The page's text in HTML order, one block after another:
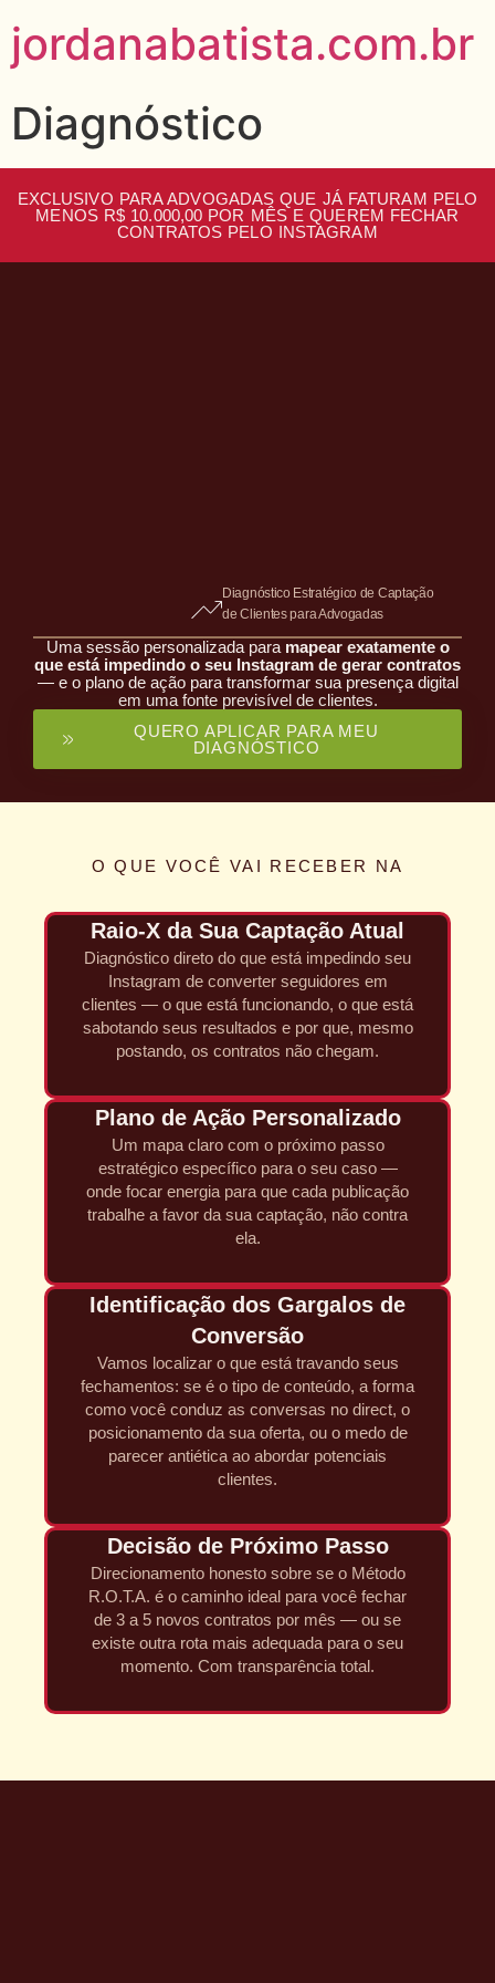
jordanabatista.com.br
Diagnóstico
EXCLUSIVO PARA ADVOGADAS QUE JÁ FATURAM PELO
MENOS R$ 10.000,00 POR MÊS E QUEREM FECHAR
CONTRATOS PELO INSTAGRAM
Diagnóstico Estratégico de Captação
de Clientes para Advogadas
Uma sessão personalizada para mapear exatamente o
que está impedindo o seu Instagram de gerar contratos
— e o plano de ação para transformar sua presença digital
em uma fonte previsível de clientes.
QUERO APLICAR PARA MEU
DIAGNÓSTICO
O QUE VOCÊ VAI RECEBER NA
Raio-X da Sua Captação Atual
Diagnóstico direto do que está impedindo seu
Instagram de converter seguidores em
clientes — o que está funcionando, o que está
sabotando seus resultados e por que, mesmo
postando, os contratos não chegam.
Plano de Ação Personalizado
Um mapa claro com o próximo passo
estratégico específico para o seu caso —
onde focar energia para que cada publicação
trabalhe a favor da sua captação, não contra
ela.
Identificação dos Gargalos de
Conversão
Vamos localizar o que está travando seus
fechamentos: se é o tipo de conteúdo, a forma
como você conduz as conversas no direct, o
posicionamento da sua oferta, ou o medo de
parecer antiética ao abordar potenciais
clientes.
Decisão de Próximo Passo
Direcionamento honesto sobre se o Método
R.O.T.A. é o caminho ideal para você fechar
de 3 a 5 novos contratos por mês — ou se
existe outra rota mais adequada para o seu
momento. Com transparência total.